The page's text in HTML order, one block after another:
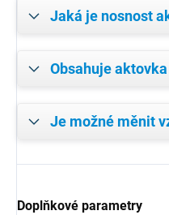
Jaká je nosnost
Obsahuje
Je možné měnit
Doplňkové parametry